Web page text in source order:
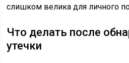
слишком велика для личного
Что делать после
утечки